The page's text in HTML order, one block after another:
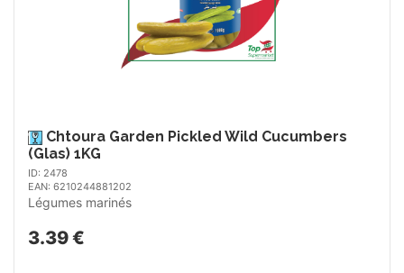
Chtoura Garden Pickled Wild Cucumbers
(Glas) 1KG
ID: 2478
EAN: 6210244881202
Légumes marinés
3.39 €